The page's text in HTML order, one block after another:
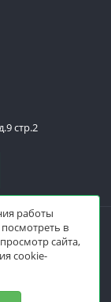
стр.2
работы
в
сайта,
cookie-